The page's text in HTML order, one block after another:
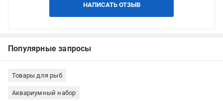
НАПИСАТЬ ОТЗЫВ
Популярные запросы
Товары для рыб
Аквариумный набор